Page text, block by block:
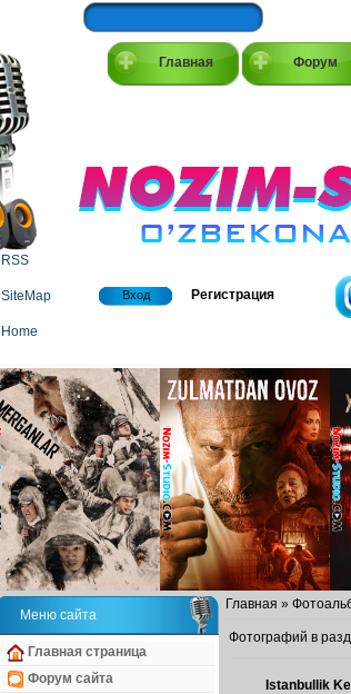
Главная Форум
RSS
SiteMap
Home
Вход Регистрация
Меню сайта
Главная страница
Форум сайта
Главная »
Фотографий в